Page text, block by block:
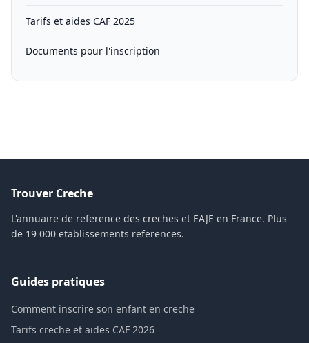
Tarifs et aides CAF 2025
Documents pour l'inscription
Trouver Creche
L'annuaire de reference des creches et EAJE en France. Plus
de 19 000 etablissements references.
Guides pratiques
Comment inscrire son enfant en creche
Tarifs creche et aides CAF 2026